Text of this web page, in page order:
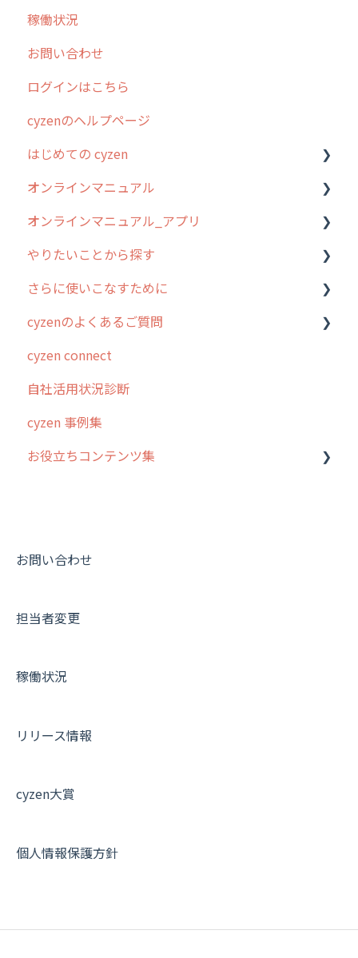
不動産
2026年のリリース情報
2025年のリリース情報
2024年のリリース情報
2023年のリリース情報
過去のリリース
2019年までのリリース情報
お客様の声を実現しました
稼働状況
お問い合わせ
ログインはこちら
cyzenのヘルプページ
はじめての cyzen
0. はじめてのcyzenの使い方
1. cyzenについて知ろう
2. 主要機能の概要
3. cyzenの位置情報取得について
4. cyzen利用前の準備：システム管理者編
5. 基本的な使い方：システム管理者編
6. 基本的な使い方：ユーザー編
7. 初心者向けよくある質問集
8. 用語集
【業界業種別】cyzen設定方法
オンラインマニュアル
管理サイトの使い始め
ユーザー・グループ管理
行動管理
予定管理
スポット
ステータス・主観
報告書・行動種別
勤怠管理
帳票出力
商品
オンラインマニュアル_アプリ
アプリの使い始め
ホーム画面
スポット
報告閲覧
予定
日報
履歴
パフォーマンス
お知らせ
やりたいことから探す
行動管理
勤怠管理
予定管理
スポット
ステータス・主観
報告書・行動種別
活動通知
商品
さらに使いこなすために
はじめに
スポット・ステータス関連オプション
交通費自動計算
安全走行支援
写真管理・高画質化
その他オプション
契約・その他
cyzenのよくあるご質問
ログインについて
グループ・ユーザーについて
GPS・位置情報 について
ルート自動記録 について
報告書について
メンバー画面について
その他よくある質問
cyzen connect
自社活用状況診断
cyzen 事例集
お役立ちコンテンツ集
動画集：共通
お問い合わせ
担当者変更
稼働状況
リリース情報
cyzen大賞
個人情報保護方針